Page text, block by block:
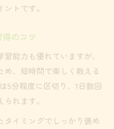
トです。
のコツ
能力も優れていますが、
、短時間で楽しく教える
5分程度に区切り、1日数回
れます。
イミングでしっかり褒め